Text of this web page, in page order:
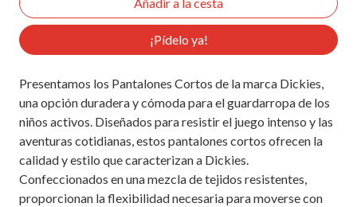
¡Pídelo ya!
Presentamos los Pantalones Cortos de la marca Dickies,
una opción duradera y cómoda para el guardarropa de los
niños activos. Diseñados para resistir el juego intenso y las
aventuras cotidianas, estos pantalones cortos ofrecen la
calidad y estilo que caracterizan a Dickies.
Confeccionados en una mezcla de tejidos resistentes,
proporcionan la flexibilidad necesaria para moverse con